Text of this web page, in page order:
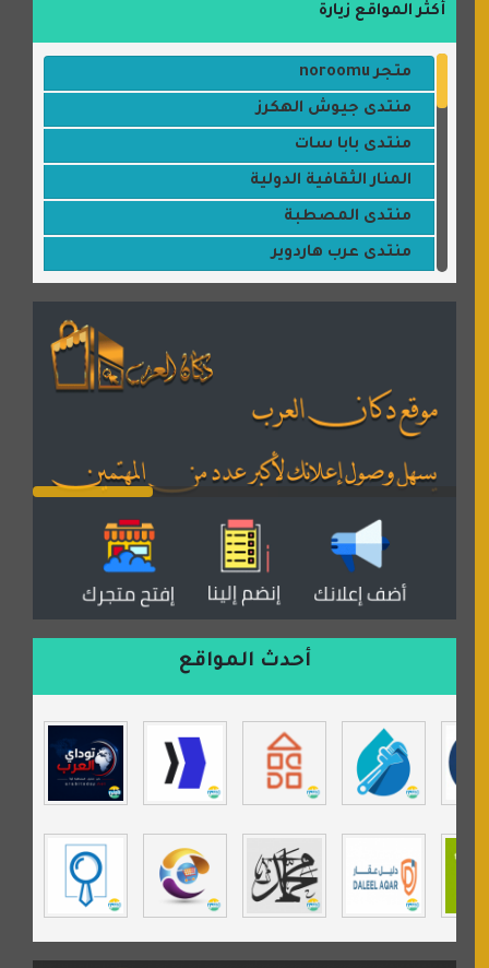
أكثر المواقع زيارة
متجر noroomu
منتدى جيوش الهكرز
منتدى بابا سات
المنار الثقافية الدولية
منتدى المصطبة
منتدى عرب هاردوير
القران للجميع
منتدى همسات روائية
المكتبة الصوتية للقران الكريم
منتدى عدلات
موقع مداد الإسلامي
ورشة زهرة لورا للحدادة
موقع حراج خدمة
تي في قران
موسوعة نور الرحمن
مندى غرام
مردة سوفت
السبيل
أحدث المواقع